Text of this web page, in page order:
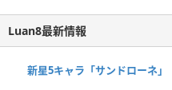
Luan8最新情報
新星5キャラ「サンドローネ」